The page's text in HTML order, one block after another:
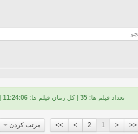
تعداد فیلم ها: 35 | کل زمان فیلم ها: 11:24:06
>> > 2 1 < << مرتب کردن